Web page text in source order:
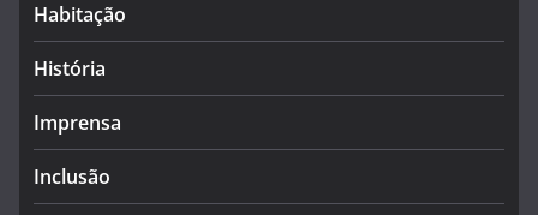
Habitação
História
Imprensa
Inclusão